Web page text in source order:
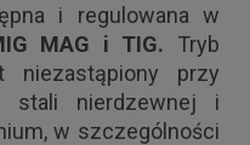
i regulowana w
MAG i TIG. Tryb
przy
stali nierdzewnej i
w szczególności